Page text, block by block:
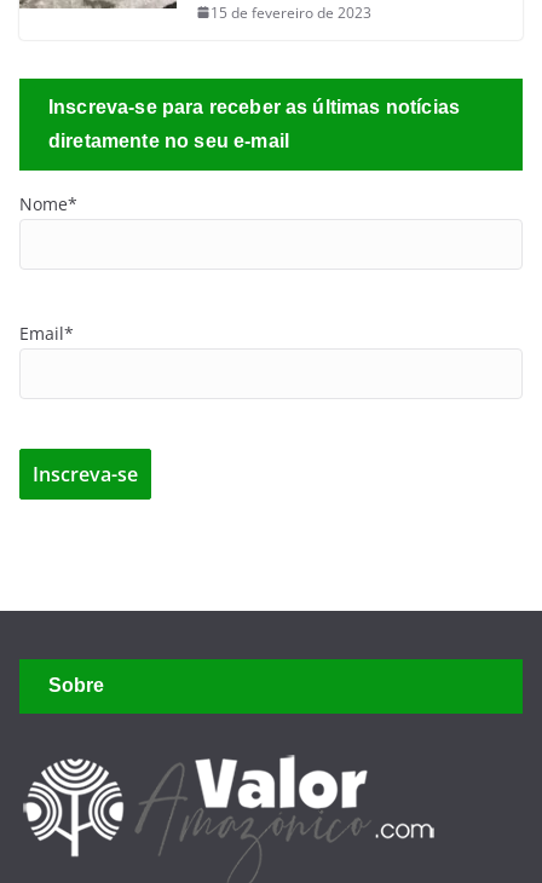
15 de fevereiro de 2023
Inscreva-se para receber as últimas notícias
diretamente no seu e-mail
Nome*
Email*
Sobre